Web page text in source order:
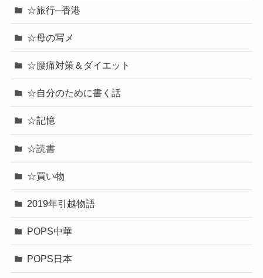
☆旅行─香港
☆母の写メ
☆腰痛対策＆ダイエット
☆自分のために書く話
☆記憶
☆読書
☆買い物
2019年引越物語
POPS中華
POPS日本